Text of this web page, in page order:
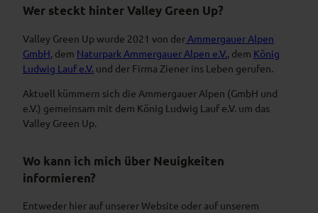
Wer steckt hinter Valley Green Up?
Valley Green Up wurde 2021 von der Ammergauer Alpen
GmbH, dem Naturpark Ammergauer Alpen e.V., dem König
Ludwig Lauf e.V. und der Firma Ziener ins Leben gerufen.
Aktuell kümmern sich die Ammergauer Alpen (GmbH und
e.V.) gemeinsam mit dem König Ludwig Lauf e.V. um das
Valley Green Up.
Wo kann ich mich über Neuigkeiten
informieren?
Entweder hier auf unserer Website oder auf unserem